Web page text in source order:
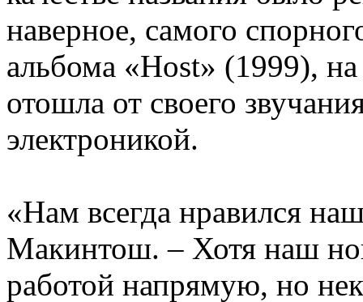
наверное, самого
альбома «Host» (1999),
отошла от своего
электроникой.
«Нам всегда нравился
Макинтош. – Хотя наш
работой напрямую, но